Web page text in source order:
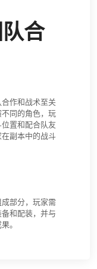
合
作和战术至关
同的角色，玩
置和配合队友
副本中的战斗
部分，玩家需
和配装，并与
。